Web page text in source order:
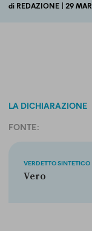
di REDAZIONE | 29
LA DICHIARAZIONE
FONTE:
VERDETTO SINTETICO
Vero